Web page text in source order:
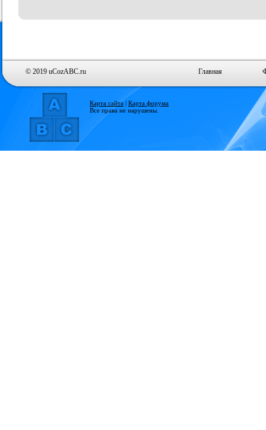
© 2019 uCozABC.ru Главная
Карта сайта | Карта форума
Все права не нарушены.